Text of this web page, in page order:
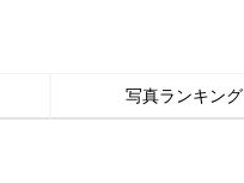
写真ランキング